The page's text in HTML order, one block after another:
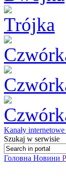
Kanały internetowe
Szukaj w serwisie
Головна Новини